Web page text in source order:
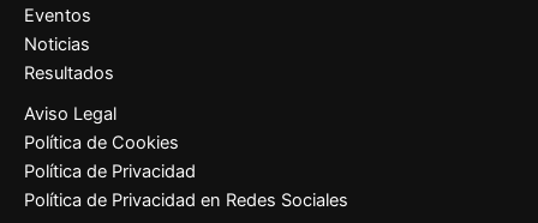
Eventos
Noticias
Resultados
Aviso Legal
Política de Cookies
Política de Privacidad
Política de Privacidad en Redes Sociales